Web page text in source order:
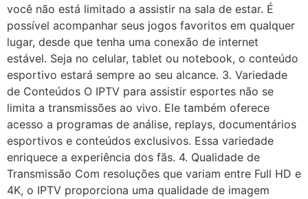
você não está limitado a assistir na sala de estar. É
possível acompanhar seus jogos favoritos em qualquer
lugar, desde que tenha uma conexão de internet
estável. Seja no celular, tablet ou notebook, o conteúdo
esportivo estará sempre ao seu alcance. 3. Variedade
de Conteúdos O IPTV para assistir esportes não se
limita a transmissões ao vivo. Ele também oferece
acesso a programas de análise, replays, documentários
esportivos e conteúdos exclusivos. Essa variedade
enriquece a experiência dos fãs. 4. Qualidade de
Transmissão Com resoluções que variam entre Full HD e
4K, o IPTV proporciona uma qualidade de imagem